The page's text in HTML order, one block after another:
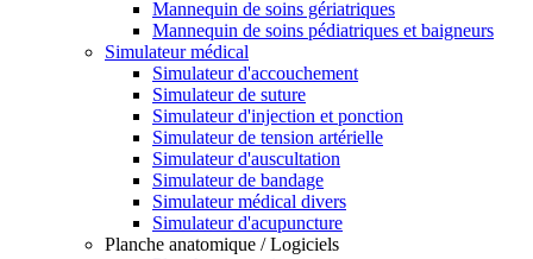
Mannequin de soins gériatriques
Mannequin de soins pédiatriques et baigneurs
Simulateur médical
Simulateur d'accouchement
Simulateur de suture
Simulateur d'injection et ponction
Simulateur de tension artérielle
Simulateur d'auscultation
Simulateur de bandage
Simulateur médical divers
Simulateur d'acupuncture
Planche anatomique / Logiciels